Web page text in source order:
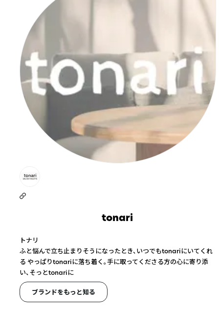
tonari
トナリ
ふと悩んで立ち止まりそうになったとき、いつでもtonariにいてくれ
る やっぱりtonariに落ち着く。手に取ってくださる方の心に寄り添
い、そっとtonariに
ブランドをもっと知る